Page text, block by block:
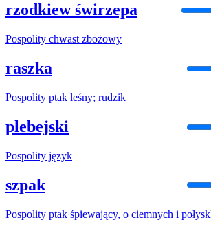
rzodkiew świrzepa
Pospolity chwast zbożowy
raszka
Pospolity ptak leśny; rudzik
plebejski
Pospolity język
szpak
Pospolity ptak śpiewający, o ciemnych i